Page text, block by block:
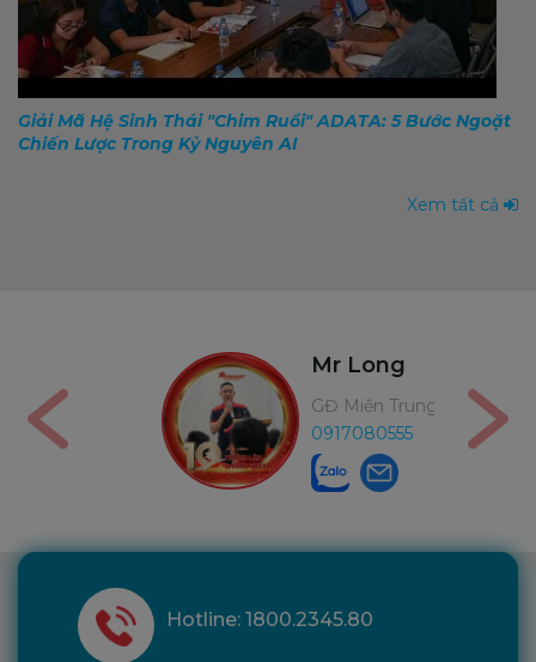
Giải Mã Hệ Sinh Thái "Chim Ruồi" ADATA: 5 Bước Ngoặt
Chiến Lược Trong Kỷ Nguyên AI
Xem tất cả
Hành
Mr Long
GĐ Miền Trung
0917080555
Hotline: 1800.2345.80